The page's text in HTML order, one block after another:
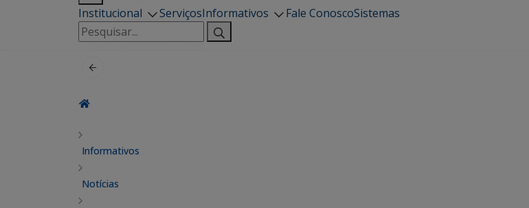
Institucional ServiçosInformativos Fale ConoscoSistemas
Pesquisar
por:
Informativos
Notícias